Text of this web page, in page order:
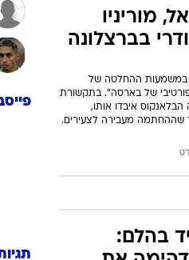
מוריניו
בברצלונה
במשמעות ההחלטה של
של בארסה". בתקשורת
איבדו אותו,
שההחתמה מעבירה לצעירים.
בהלם: